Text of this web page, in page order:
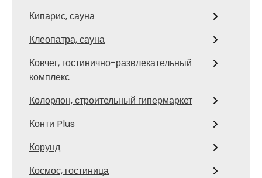
Кипарис, сауна
Клеопатра, сауна
Ковчег, гостинично-развлекательный
комплекс
Колорлон, строительный гипермаркет
Конти Plus
Корунд
Космос, гостиница